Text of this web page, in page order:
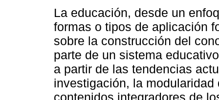
La educación, desde un
formas o tipos de aplicación
sobre la construcción del
parte de un sistema
a partir de las tendencias
investigación, la
contenidos integradores de